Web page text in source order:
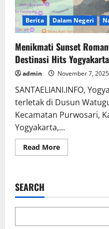
Berita Dalam Negeri
Menikmati Sunset
Destinasi Hits Yogyakarta
admin November 7, 2025
SANTAELIANI.INFO,
terletak di Dusun
Kecamatan Purwosari,
Yogyakarta,...
Read MoreRead
more
Obelix
View,
Hits
SEARCH